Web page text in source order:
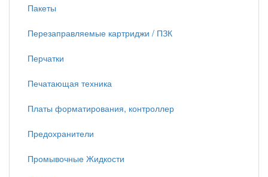
Пакеты
Перезаправляемые картриджи / ПЗК
Перчатки
Печатающая техника
Платы форматирования, контроллер
Предохранители
Промывочные Жидкости